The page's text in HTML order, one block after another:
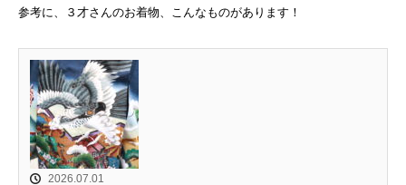
参考に、３才さんのお着物、こんなものがあります！
2026.07.01